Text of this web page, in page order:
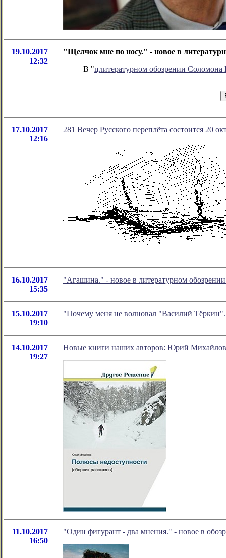
19.10.2017
12:32
"Щелчок мне по носу." - новое в
В "цлитературном обозрении
17.10.2017
12:16
281 Вечер Русского переплёта состоится 20
16.10.2017
15:35
"Агашина." - новое в литературном
15.10.2017
19:10
"Почему меня не волновал "Василий
14.10.2017
19:27
Новые книги наших авторов: Юрий Михайлов
11.10.2017
16:50
"Один фигурант - два мнения." - новое в